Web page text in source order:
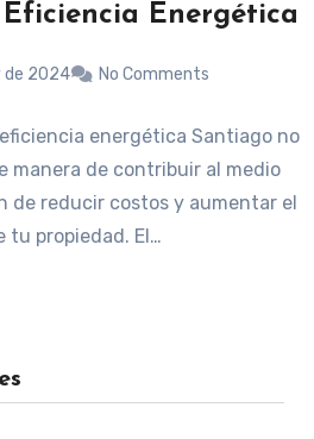
Energética
de 2024 No Comments
energética Santiago no
manera de contribuir al medio
de reducir costos y aumentar el
tu propiedad. El…